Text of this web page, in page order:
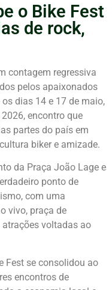
o Bike Fest
de rock,
contagem regressiva
pelos apaixonados
dias 14 e 17 de maio,
encontro que
partes do país em
biker e amizade.
da Praça João Lage e
ponto de
com uma
vivo, praça de
voltadas ao
Fest se consolidou ao
encontros de